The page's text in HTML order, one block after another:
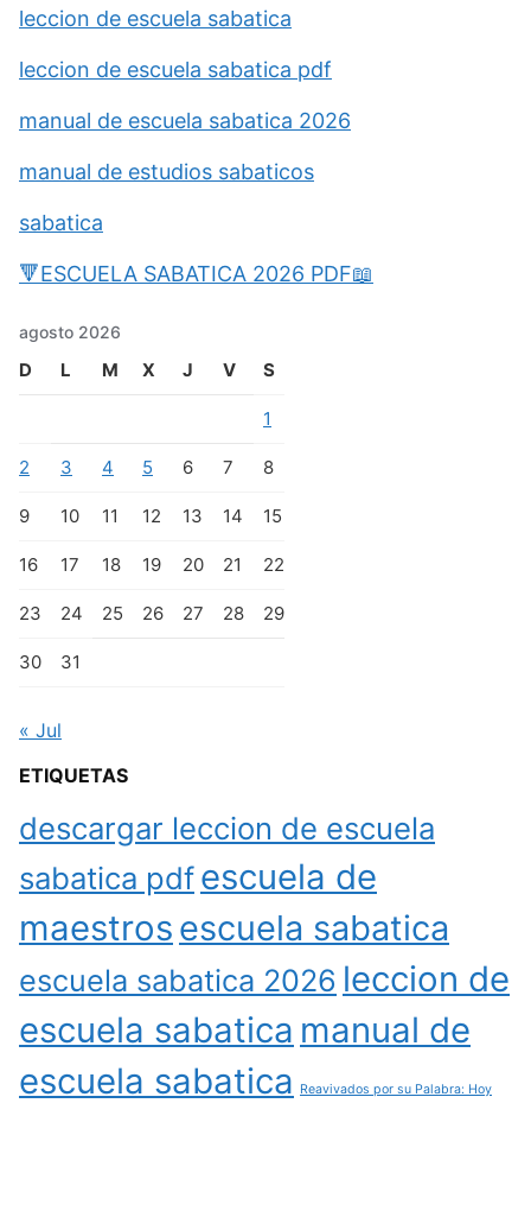
leccion de escuela sabatica
leccion de escuela sabatica pdf
manual de escuela sabatica 2026
manual de estudios sabaticos
sabatica
🔻ESCUELA SABATICA 2026 PDF📖
agosto 2026
D L M X J V S
1
2 3 4 5 6 7 8
9 10 11 12 13 14 15
16 17 18 19 20 21 22
23 24 25 26 27 28 29
30 31
« Jul
ETIQUETAS
descargar leccion de escuela
sabatica pdfescuela de
maestros escuela sabatica
escuela sabatica 2026 leccion de
escuela sabatica manual de
escuela sabatica
Reavivados por su Palabra: Hoy